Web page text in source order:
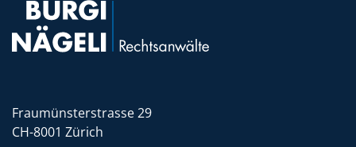
Fraumünsterstrasse 29
CH-8001 Zürich